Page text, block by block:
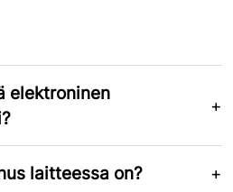
elektroninen
laitteessa on?